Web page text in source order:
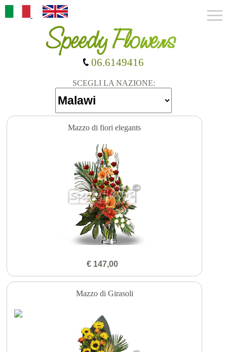
SCEGLI LA NAZIONE:
06.6149416
Mazzo di fiori elegants
€ 147,00
Mazzo di Girasoli